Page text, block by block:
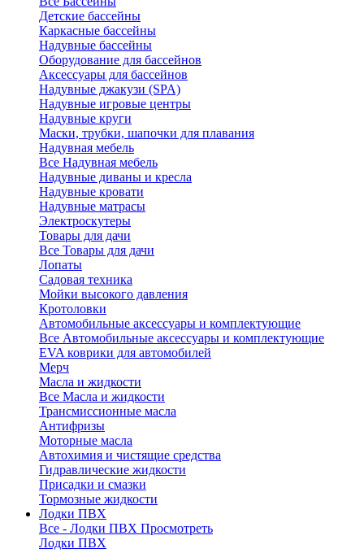
Детские бассейны
Каркасные бассейны
Надувные бассейны
Оборудование для бассейнов
Аксессуары для бассейнов
Надувные джакузи (SPA)
Надувные игровые центры
Надувные круги
Маски, трубки, шапочки для плавания
Надувная мебель
Все Надувная мебель
Надувные диваны и кресла
Надувные кровати
Надувные матрасы
Электроскутеры
Товары для дачи
Все Товары для дачи
Лопаты
Садовая техника
Мойки высокого давления
Кротоловки
Автомобильные аксессуары и комплектующие
Все Автомобильные аксессуары и комплектующие
EVA коврики для автомобилей
Мерч
Масла и жидкости
Все Масла и жидкости
Трансмиссионные масла
Антифризы
Моторные масла
Автохимия и чистящие средства
Гидравлические жидкости
Присадки и смазки
Тормозные жидкости
Лодки ПВХ
Все - Лодки ПВХ Просмотреть
Лодки ПВХ